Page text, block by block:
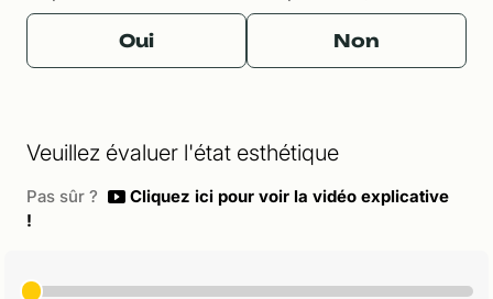
Oui Non
Veuillez évaluer l'état esthétique
Pas sûr ?
Cliquez ici pour voir la vidéo explicative
!